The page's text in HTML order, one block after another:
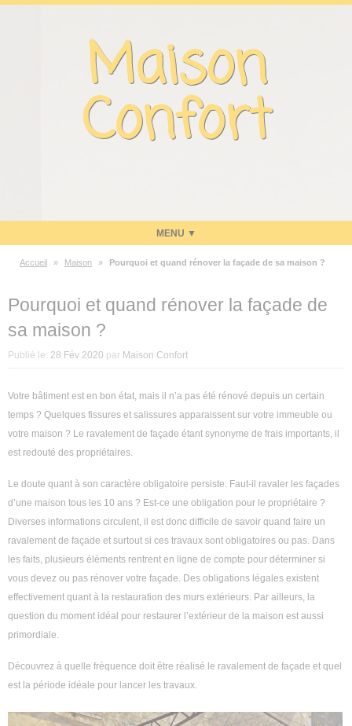
Panneau de gestion des cookies
Maison
Confort
Maison
Energie
Economies d’énergie
Décoration intérieure
Jardin
Accueil » Maison » Pourquoi et quand rénover la façade de sa maison ?
Pourquoi et quand rénover la façade de
sa maison ?
Publié le: 28 Fév 2020 par Maison Confort
Votre bâtiment est en bon état, mais il n’a pas été rénové depuis un certain
temps ? Quelques fissures et salissures apparaissent sur votre immeuble ou
votre maison ? Le ravalement de façade étant synonyme de frais importants, il
est redouté des propriétaires.
Le doute quant à son caractère obligatoire persiste. Faut-il ravaler les façades
d’une maison tous les 10 ans ? Est-ce une obligation pour le propriétaire ?
Diverses informations circulent, il est donc difficile de savoir quand faire un
ravalement de façade et surtout si ces travaux sont obligatoires ou pas. Dans
les faits, plusieurs éléments rentrent en ligne de compte pour déterminer si
vous devez ou pas rénover votre façade. Des obligations légales existent
effectivement quant à la restauration des murs extérieurs. Par ailleurs, la
question du moment idéal pour restaurer l’extérieur de la maison est aussi
primordiale.
Découvrez à quelle fréquence doit être réalisé le ravalement de façade et quel
est la période idéale pour lancer les travaux.